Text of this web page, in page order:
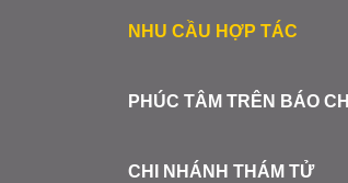
NHU CẦU HỢP TÁC
PHÚC TÂM TRÊN BÁO CHÍ
CHI NHÁNH THÁM TỬ